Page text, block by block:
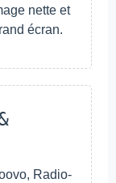
nette et
écran.
Radio-